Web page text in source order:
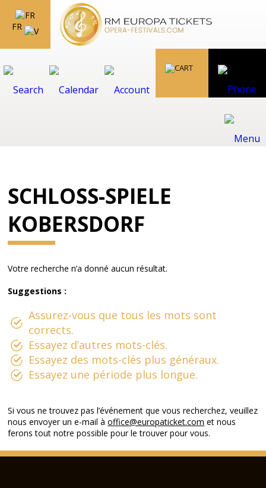
FR
SCHLOSS-SPIELE
KOBERSDORF
Votre recherche n’a donné aucun résultat.
Suggestions :
Assurez-vous que tous les mots sont
corrects.
Essayez d’autres mots-clés.
Essayez des mots-clés plus généraux.
Essayez une période plus longue.
Si vous ne trouvez pas l’événement que vous recherchez, veuillez
nous envoyer un e-mail àoffice@europaticket.com et nous
ferons tout notre possible pour le trouver pour vous.